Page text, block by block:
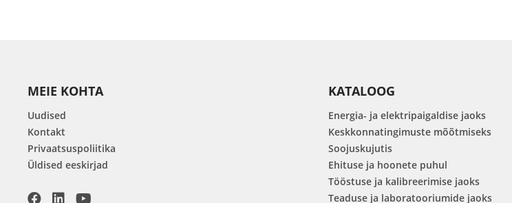
MEIE KOHTA
Uudised
Kontakt
Privaatsuspoliitika
Üldised eeskirjad
KATALOOG
Energia- ja elektripaigaldise jaoks
Keskkonnatingimuste mõõtmiseks
Soojuskujutis
Ehituse ja hoonete puhul
Tööstuse ja kalibreerimise jaoks
Teaduse ja laboratooriumide jaoks